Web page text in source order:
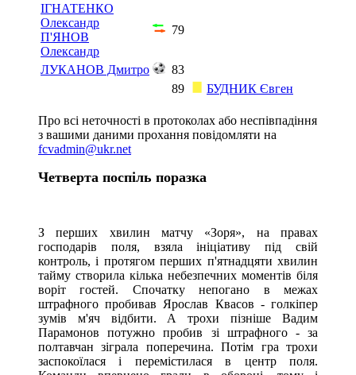
ІГНАТЕНКО
Олександр
П'ЯНОВ
Олександр
79
ЛУКАНОВ Дмитро
83
89
БУДНИК Євген
Про всі неточності в протоколах або неспівпадіння
з вашими даними прохання повідомляти на
fcvadmin@ukr.net
Четверта поспіль поразка
З перших хвилин матчу «Зоря», на правах
господарів поля, взяла ініціативу під свій
контроль, і протягом перших п'ятнадцяти хвилин
тайму створила кілька небезпечних моментів біля
воріт гостей. Спочатку непогано в межах
штрафного пробивав Ярослав Квасов - голкіпер
зумів м'яч відбити. А трохи пізніше Вадим
Парамонов потужно пробив зі штрафного - за
полтавчан зіграла поперечина. Потім гра трохи
заспокоїлася і перемістилася в центр поля.